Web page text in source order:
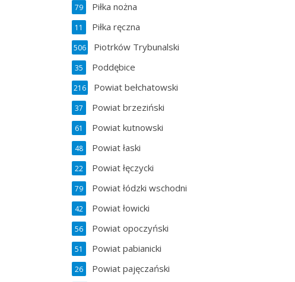
Piłka nożna
79
Piłka ręczna
11
Piotrków Trybunalski
506
Poddębice
35
Powiat bełchatowski
216
Powiat brzeziński
37
Powiat kutnowski
61
Powiat łaski
48
Powiat łęczycki
22
Powiat łódzki wschodni
79
Powiat łowicki
42
Powiat opoczyński
56
Powiat pabianicki
51
Powiat pajęczański
26